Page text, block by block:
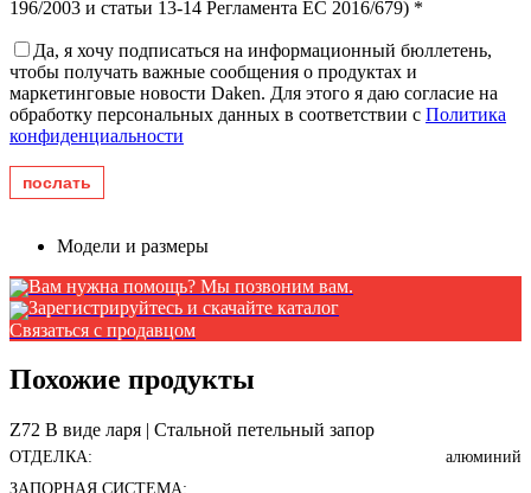
196/2003 и статьи 13-14 Регламента ЕС 2016/679) *
Да, я хочу подписаться на информационный бюллетень,
чтобы получать важные сообщения о продуктах и ​​
маркетинговые новости Daken. Для этого я даю согласие на
обработку персональных данных в соответствии с Политика
конфиденциальности
Модели и размеры
Вам нужна помощь? Мы позвоним вам.
Зарегистрируйтесь и скачайте каталог
Связаться с продавцом
Похожие продукты
Z72 В виде ларя | Стальной петельный запор
ОТДЕЛКА:
алюминий
ЗАПОРНАЯ СИСТЕМА: